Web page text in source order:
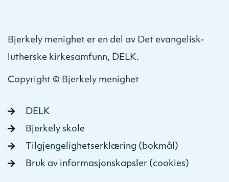
Bjerkely menighet er en del av Det evangelisk-
lutherske kirkesamfunn, DELK.
Copyright © Bjerkely menighet
DELK
Bjerkely skole
Tilgjengelighetserklæring (bokmål)
Bruk av informasjonskapsler (cookies)